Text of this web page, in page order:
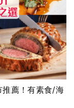
薦！有素食/海